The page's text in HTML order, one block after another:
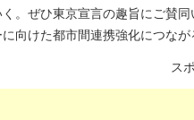
く。ぜひ東京宣言の趣旨にご賛
向けた都市間連携強化につな
ス